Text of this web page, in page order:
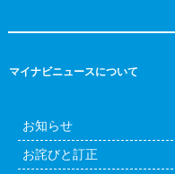
マイナビニュースについて
お知らせ
お詫びと訂正